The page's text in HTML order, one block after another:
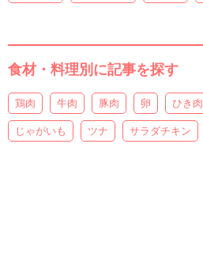
食材・料理別に記事を探す
鶏肉 牛肉 豚肉 卵 ひき肉
じゃがいも ツナ サラダチキン